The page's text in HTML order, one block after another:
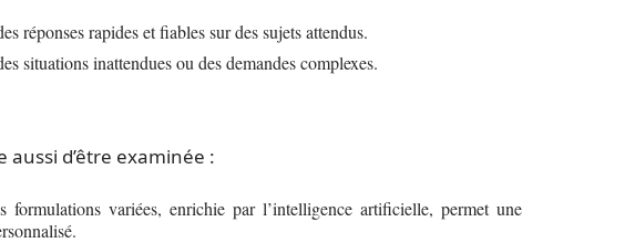
réponses rapides et fiables sur des sujets attendus.
situations inattendues ou des demandes complexes.
d’être examinée :
formulations variées, enrichie par l’intelligence artificielle, permet une